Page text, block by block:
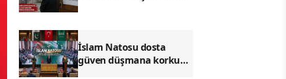
İslam Natosu dosta
güven düşmana korku